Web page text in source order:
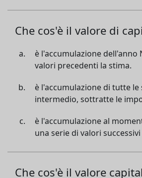
Che cos'è il valore di
è l'accumulazione dell'anno
valori precedenti la stima.
è l'accumulazione di tutte le
intermedio, sottratte le
è l'accumulazione al
una serie di valori
Che cos'è il valore